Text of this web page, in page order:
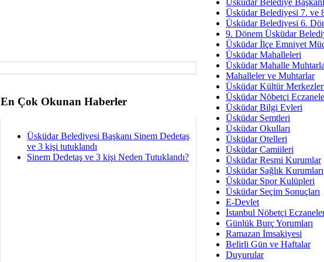
En Çok Okunan Haberler
Üsküdar Belediyesi Başkanı Sinem Dedetaş
ve 3 kişi tutuklandı
Sinem Dedetaş ve 3 kişi Neden Tutuklandı?
İmar Sorunlarının Genel
Arakan
Bayramın
Ruhsal
Üsküdar
Üsküdar Belediye
Üsküdar Belediyesi 7. ve
Üsküdar Belediyesi 6.
9. Dönem Üsküdar
Üsküdar İlçe Emniyet
Üsküdar Mahalleleri
Üsküdar Mahalle
Mahalleler ve Muhtarlar
Üsküdar Kültür
Üsküdar Nöbetçi
Üsküdar Bilgi Evleri
Üsküdar Semtleri
Üsküdar Okulları
Üsküdar Otelleri
Üsküdar Camiileri
Üsküdar Resmi Kurumlar
Üsküdar Sağlık Kurumları
Üsküdar Spor Kulüpleri
Üsküdar Seçim Sonuçları
E-Devlet
İstanbul Nöbetçi
Günlük Burç Yorumları
Ramazan İmsakiyesi
Belirli Gün ve Haftalar
Duyurular